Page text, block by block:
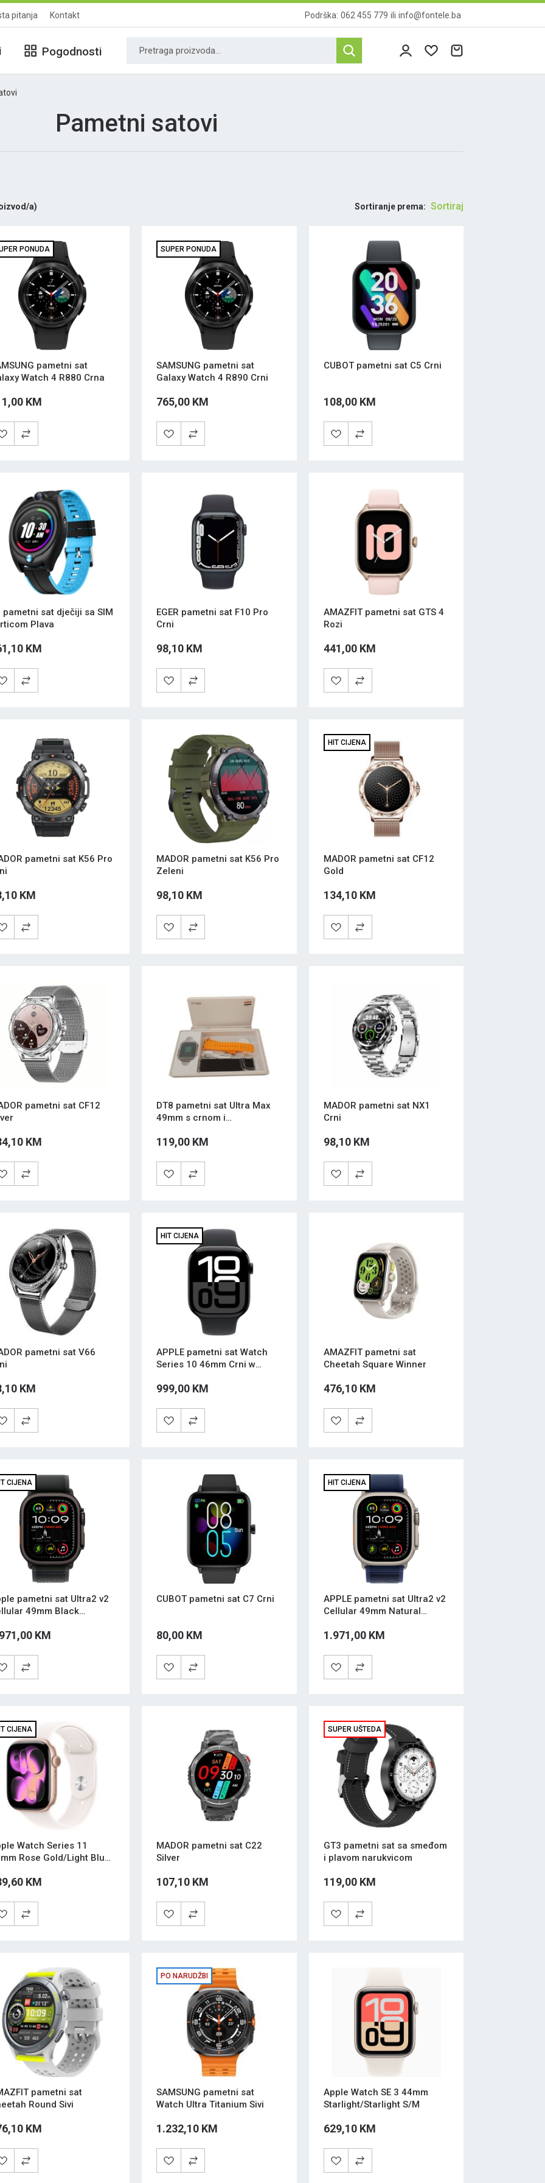
pitanja Kontakt Podrška: 062 455 779 ili info@fontele.ba
Pogodnosti
Pametni satovi
a) Sortiranje prema: Sortiraj
PONUDA
pametni sat
Watch 4 R880 Crna
KM
SUPER PONUDA
SAMSUNG pametni sat
Galaxy Watch 4 R890 Crni
765,00 KM
CUBOT pametni sat C5 Crni
108,00 KM
pametni sat dječiji sa SIM
Plava
KM
EGER pametni sat F10 Pro
Crni
98,10 KM
AMAZFIT pametni sat GTS 4
Rozi
441,00 KM
pametni sat K56 Pro
KM
MADOR pametni sat K56 Pro
Zeleni
98,10 KM
HIT CIJENA
MADOR pametni sat CF12
Gold
134,10 KM
pametni sat CF12
KM
DT8 pametni sat Ultra Max
49mm s crnom i
119,00 KM
MADOR pametni sat NX1
Crni
98,10 KM
pametni sat V66
KM
HIT CIJENA
APPLE pametni sat Watch
Series 10 46mm Crni w
999,00 KM
AMAZFIT pametni sat
Cheetah Square Winner
476,10 KM
CIJENA
pametni sat Ultra2 v2
49mm Black
KM
CUBOT pametni sat C7 Crni
80,00 KM
HIT CIJENA
APPLE pametni sat Ultra2 v2
Cellular 49mm Natural
M/L
1.971,00 KM
CIJENA
Watch Series 11
Rose Gold/Light Blush
KM
MADOR pametni sat C22
Silver
107,10 KM
SUPER UŠTEDA
GT3 pametni sat sa smeđom
i plavom narukvicom
119,00 KM
pametni sat
Round Sivi
KM
PO NARUDŽBI
SAMSUNG pametni sat
Watch Ultra Titanium Sivi
1.232,10 KM
Apple Watch SE 3 44mm
Starlight/Starlight S/M
629,10 KM